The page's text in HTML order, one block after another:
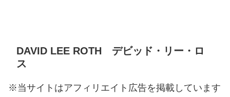
DAVID LEE ROTH デビッド・リー・ロ
ス
※当サイトはアフィリエイト広告を掲載しています